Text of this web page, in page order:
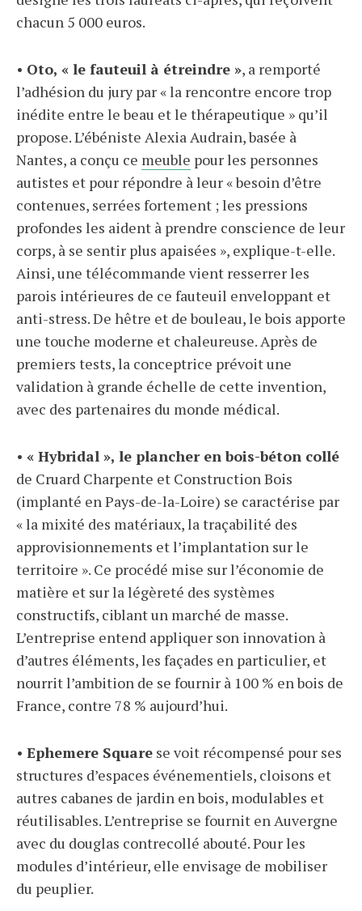
chacun 5 000 euros.
• Oto, « le fauteuil à étreindre », a remporté
l’adhésion du jury par « la rencontre encore trop
inédite entre le beau et le thérapeutique » qu’il
propose. L’ébéniste Alexia Audrain, basée à
Nantes, a conçu ce meuble pour les personnes
autistes et pour répondre à leur « besoin d’être
contenues, serrées fortement ; les pressions
profondes les aident à prendre conscience de leur
corps, à se sentir plus apaisées », explique-t-elle.
Ainsi, une télécommande vient resserrer les
parois intérieures de ce fauteuil enveloppant et
anti-stress. De hêtre et de bouleau, le bois apporte
une touche moderne et chaleureuse. Après de
premiers tests, la conceptrice prévoit une
validation à grande échelle de cette invention,
avec des partenaires du monde médical.
• « Hybridal », le plancher en bois-béton collé
de Cruard Charpente et Construction Bois
(implanté en Pays-de-la-Loire) se caractérise par
« la mixité des matériaux, la traçabilité des
approvisionnements et l’implantation sur le
territoire ». Ce procédé mise sur l’économie de
matière et sur la légèreté des systèmes
constructifs, ciblant un marché de masse.
L’entreprise entend appliquer son innovation à
d’autres éléments, les façades en particulier, et
nourrit l’ambition de se fournir à 100 % en bois de
France, contre 78 % aujourd’hui.
• Ephemere Square se voit récompensé pour ses
structures d’espaces événementiels, cloisons et
autres cabanes de jardin en bois, modulables et
réutilisables. L’entreprise se fournit en Auvergne
avec du douglas contrecollé abouté. Pour les
modules d’intérieur, elle envisage de mobiliser
du peuplier.